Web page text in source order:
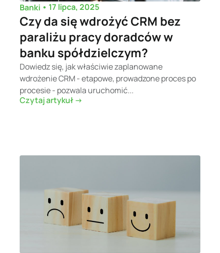
Banki • 17 lipca, 2025
Czy da się wdrożyć CRM bez
paraliżu pracy doradców w
banku spółdzielczym?
Dowiedz się, jak właściwie zaplanowane
wdrożenie CRM - etapowe, prowadzone proces po
procesie - pozwala uruchomić...
Czytaj artykuł ->